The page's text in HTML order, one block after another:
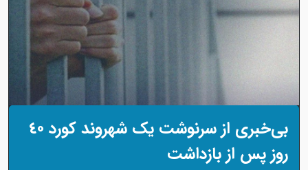
بی‌خبری از سرنوشت یک شهروند کورد ٤٠
روز پس از بازداشت